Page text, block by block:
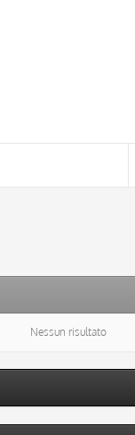
Nessun risultato